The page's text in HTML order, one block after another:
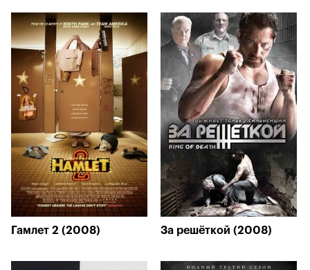
Гамлет 2 (2008) За решёткой (2008)